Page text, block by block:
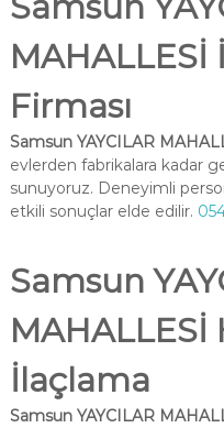
MAHALLESİ
Firması
Samsun YAYCILAR
evlerden fabrikalara kadar
sunuyoruz. Deneyimli
etkili sonuçlar elde edilir.
Samsun
İlaçlama
Samsun YAYCILAR